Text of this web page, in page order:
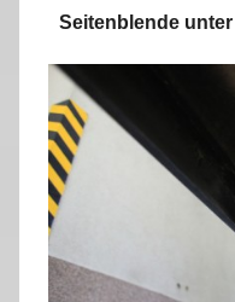
Seitenblende